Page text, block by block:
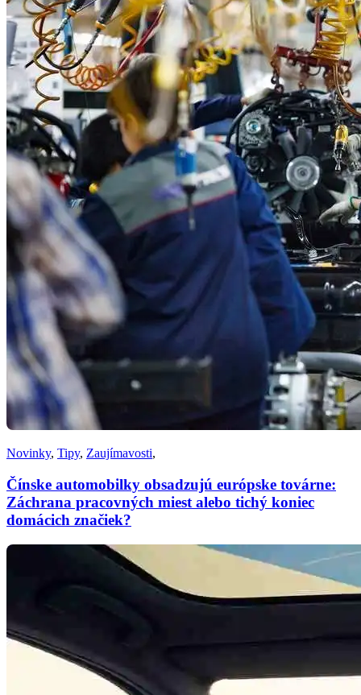
Novinky, Tipy, Zaujímavosti,
Čínske automobilky obsadzujú európske továrne:
Záchrana pracovných miest alebo tichý koniec
domácich značiek?